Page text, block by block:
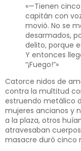
«—Tienen
capitán con
movió. No se
desarmados,
delito, porque
Y entonces
“¡Fuego!”»
Catorce nidos de
contra la multitud
estruendo metálico
mujeres ancianos y
a la plaza, otros
atravesaban cuerpos
masacre duró cinco